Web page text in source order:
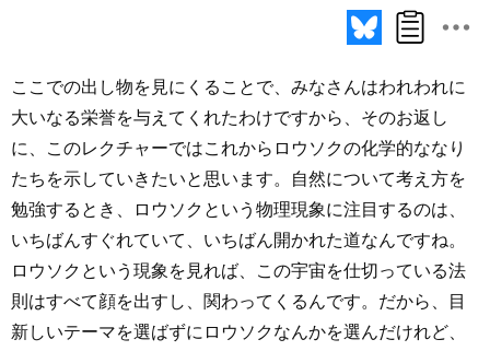
ここでの出し物を見にくることで、みなさんはわれわれに
大いなる栄誉を与えてくれたわけですから、そのお返し
に、このレクチャーではこれからロウソクの化学的ななり
たちを示していきたいと思います。自然について考え方を
勉強するとき、ロウソクという物理現象に注目するのは、
いちばんすぐれていて、いちばん開かれた道なんですね。
ロウソクという現象を見れば、この宇宙を仕切っている法
則はすべて顔を出すし、関わってくるんです。だから、目
新しいテーマを選ばずにロウソクなんかを選んだけれど、